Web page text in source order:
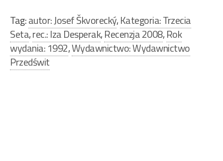
Tag:autor: Josef Škvorecký,Kategoria: Trzecia
Seta,rec.: Iza Desperak,Recenzja 2008,Rok
wydania: 1992,Wydawnictwo: Wydawnictwo
Przedświt